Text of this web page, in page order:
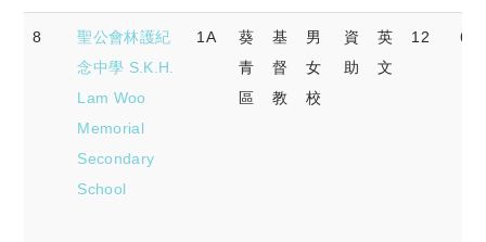
8
聖公會林護紀
念中學 S.K.H.
Lam Woo
Memorial
Secondary
School
1A
葵
青
區
基
督
教
男
女
校
資
助
英
文
12